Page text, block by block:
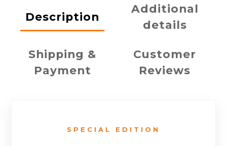
Description
Additional
details
Shipping &
Payment
Customer
Reviews
SPECIAL EDITION